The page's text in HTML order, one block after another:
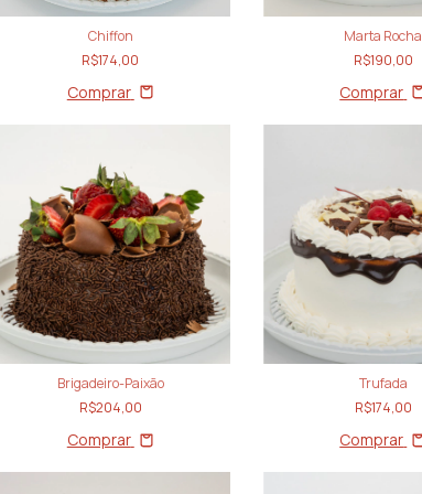
Chiffon
R$174,00
Comprar
Marta Rocha
R$190,00
Comprar
Brigadeiro-Paixão
R$204,00
Comprar
Trufada
R$174,00
Comprar